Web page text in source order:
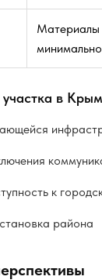
Материалы
в
к
района